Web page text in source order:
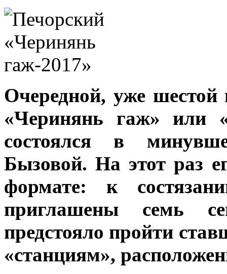
Очередной, уже шестой
«Черинянь гаж» или
состоялся в
Бызовой. На этот раз
формате: к
приглашены семь
предстояло пройти
«станциям»,